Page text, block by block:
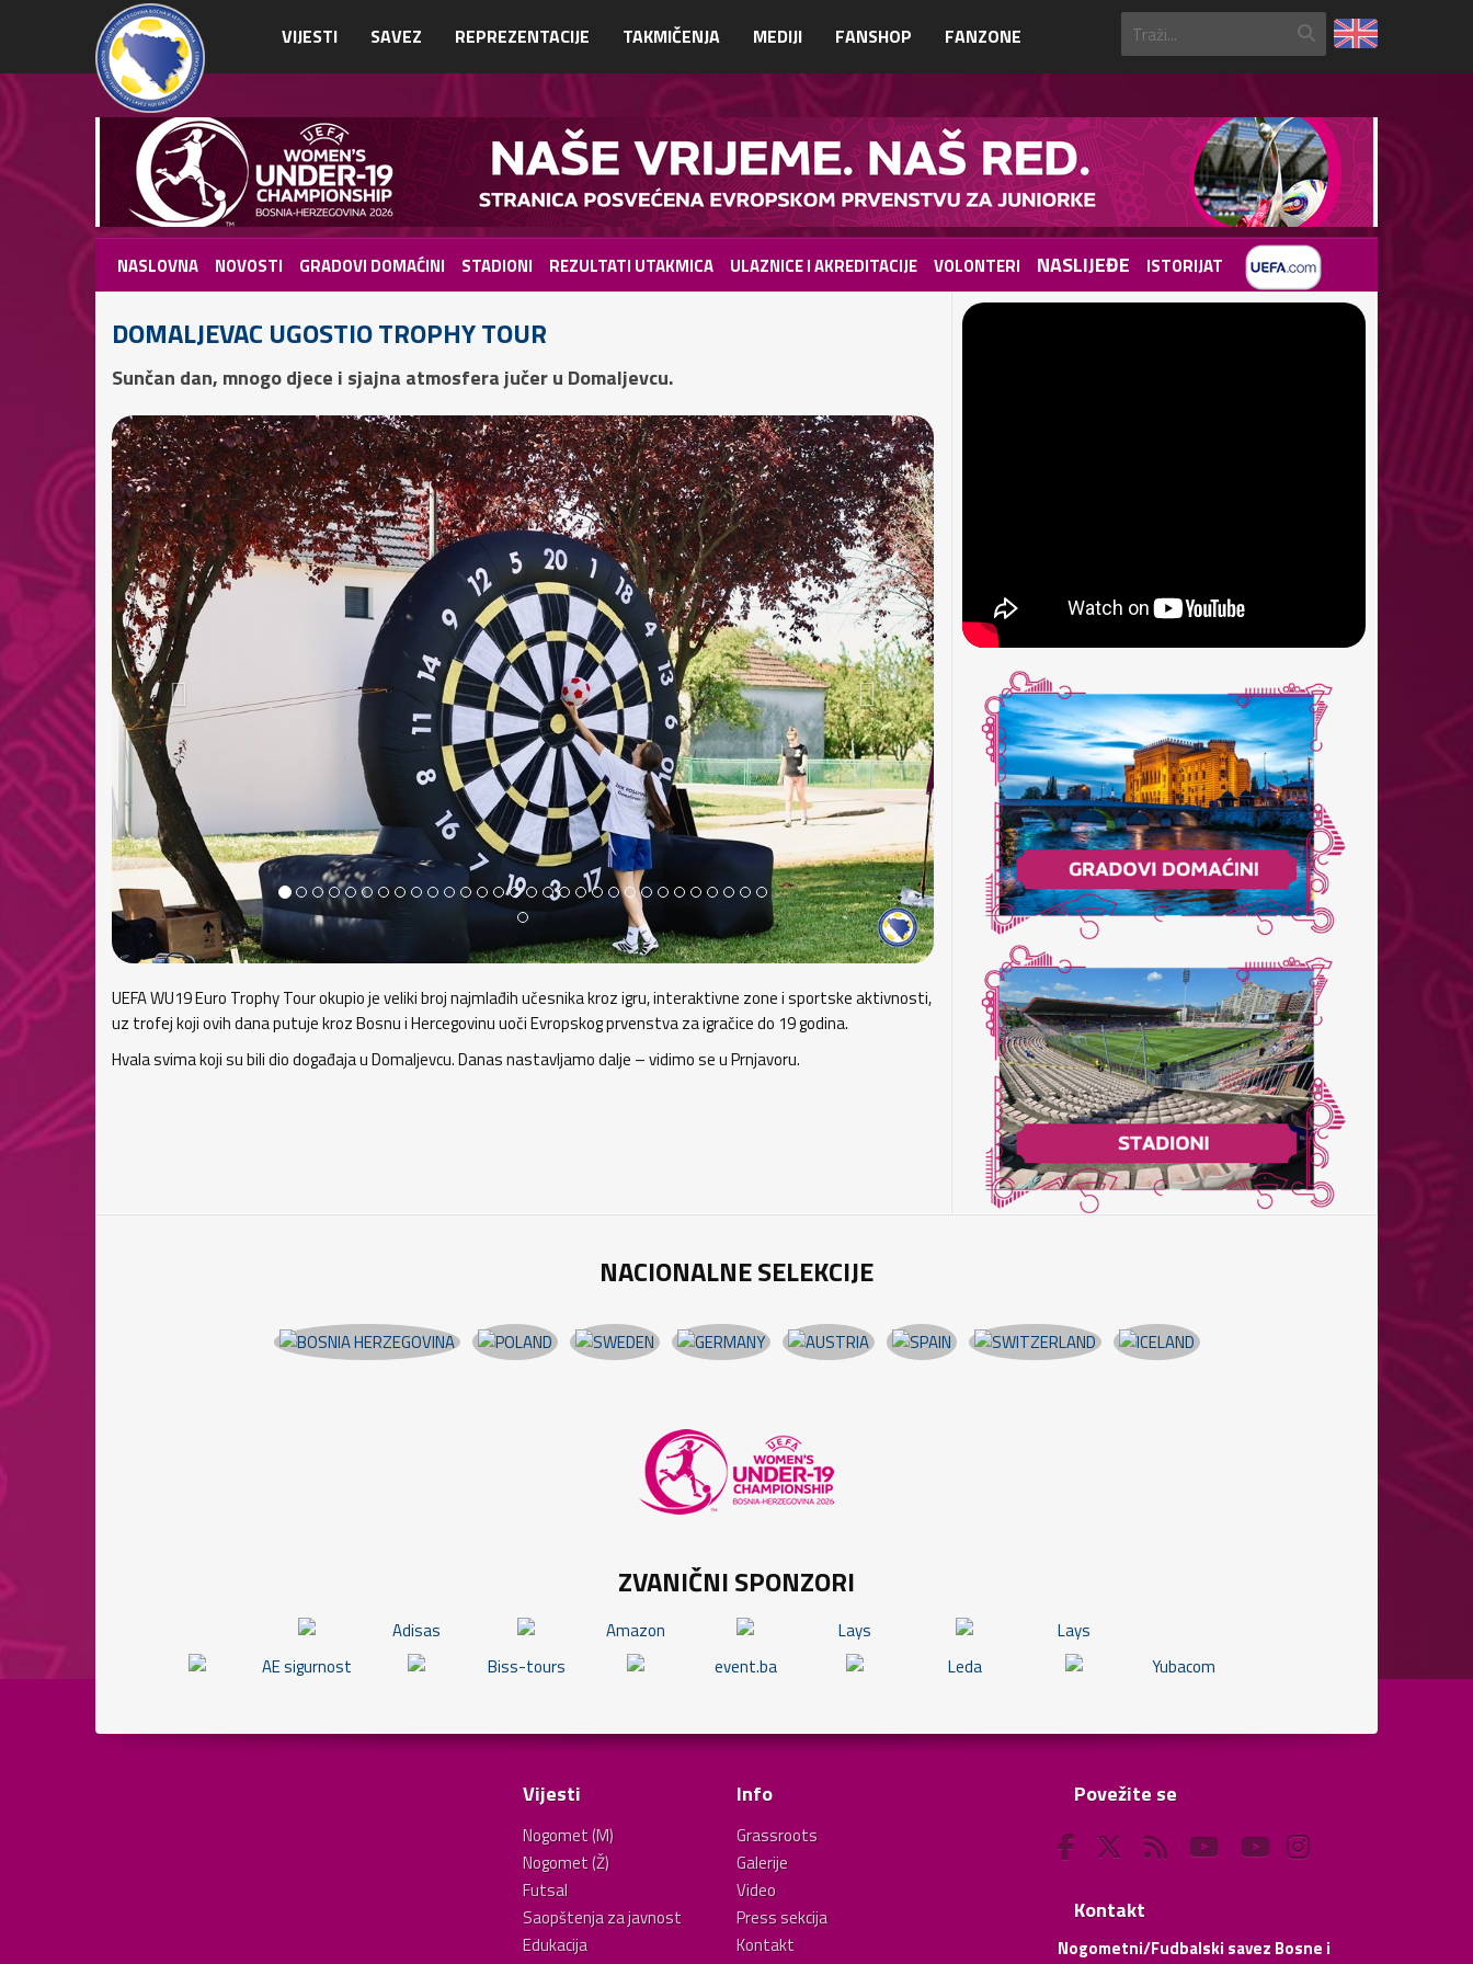
VIJESTI SAVEZ REPREZENTACIJE TAKMIČENJA MEDIJI FANSHOP FANZONE
NASLOVNA NOVOSTI GRADOVI DOMAĆINI STADIONI REZULTATI UTAKMICA ULAZNICE I AKREDITACIJE VOLONTERI NASLIJEĐE ISTORIJAT
DOMALJEVAC UGOSTIO TROPHY TOUR
Sunčan dan, mnogo djece i sjajna atmosfera jučer u Domaljevcu.
UEFA WU19 Euro Trophy Tour okupio je veliki broj najmlađih učesnika kroz igru, interaktivne zone i sportske aktivnosti,
uz trofej koji ovih dana putuje kroz Bosnu i Hercegovinu uoči Evropskog prvenstva za igračice do 19 godina.
Hvala svima koji su bili dio događaja u Domaljevcu. Danas nastavljamo dalje – vidimo se u Prnjavoru.
NACIONALNE SELEKCIJE
ZVANIČNI SPONZORI
Vijesti
Nogomet (M)
Nogomet (Ž)
Futsal
Saopštenja za javnost
Edukacija
Info
Grassroots
Galerije
Video
Press sekcija
Kontakt
Povežite se
Kontakt
Nogometni/Fudbalski savez Bosne i